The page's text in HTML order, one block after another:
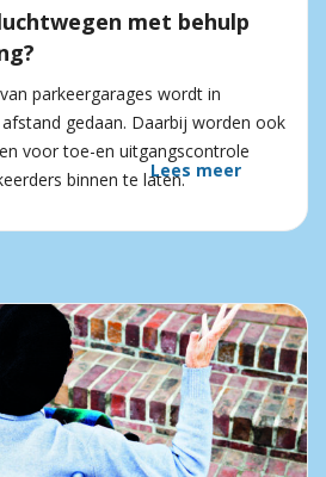
met behulp
parkeergarages wordt in
gedaan. Daarbij worden ook
voor toe-en uitgangscontrole
binnen te laten.Lees meer